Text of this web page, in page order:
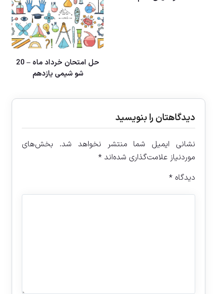
حل امتحان خرداد ماه – 20
شو شیمی یازدهم
دیدگاهتان را بنویسید
نشانی ایمیل شما منتشر نخواهد شد.
بخش‌های
موردنیاز علامت‌گذاری شده‌اند*
دیدگاه*